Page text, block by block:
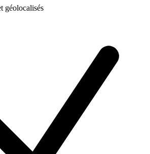
géolocalisés